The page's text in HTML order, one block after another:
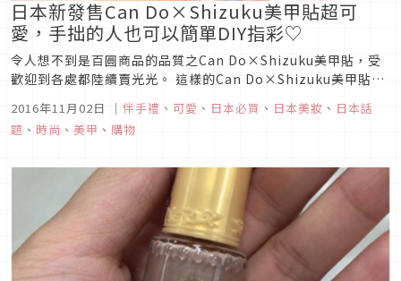
日本新發售Can Do×Shizuku美甲貼超可
愛，手拙的人也可以簡單DIY指彩♡
令人想不到是百圓商品的品質之Can Do×Shizuku美甲貼，受
歡迎到各處都陸續賣光光。 這樣的Can Do×Shizuku美甲貼，
2016年11月02日 ｜ 伴手禮 、 可愛 、 日本必買 、 日本美妝 、 日本話
題 、 時尚 、 美甲 、 購物